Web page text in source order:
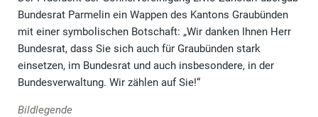
Bundesrat Parmelin ein Wappen des Kantons Graubünden
mit einer symbolischen Botschaft: „Wir danken Ihnen Herr
Bundesrat, dass Sie sich auch für Graubünden stark
einsetzen, im Bundesrat und auch insbesondere, in der
Bundesverwaltung. Wir zählen auf Sie!“
Bildlegende